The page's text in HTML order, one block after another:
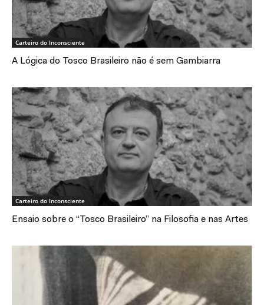
Carteiro do Inconsciente
A Lógica do Tosco Brasileiro não é sem Gambiarra
Carteiro do Inconsciente
Ensaio sobre o “Tosco Brasileiro” na Filosofia e nas Artes